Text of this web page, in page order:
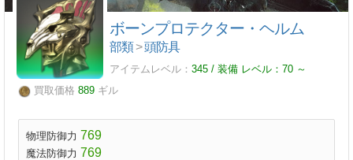
ボーンプロテクター・ヘルム
部類>頭防具
アイテムレベル： 345 / 装備 レベル： 70 ～
買取価格 889 ギル
物理防御力 769
魔法防御力 769